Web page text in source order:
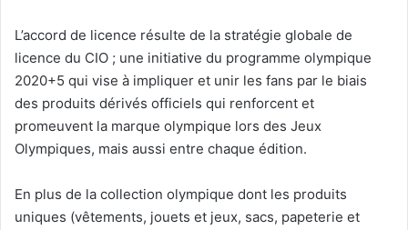
L’accord de licence résulte de la stratégie globale de
licence du CIO ; une initiative du programme olympique
2020+5 qui vise à impliquer et unir les fans par le biais
des produits dérivés officiels qui renforcent et
promeuvent la marque olympique lors des Jeux
Olympiques, mais aussi entre chaque édition.
En plus de la collection olympique dont les produits
uniques (vêtements, jouets et jeux, sacs, papeterie et